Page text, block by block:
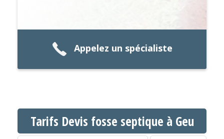
Appelez un spécialiste
Tarifs Devis fosse septique à Geu